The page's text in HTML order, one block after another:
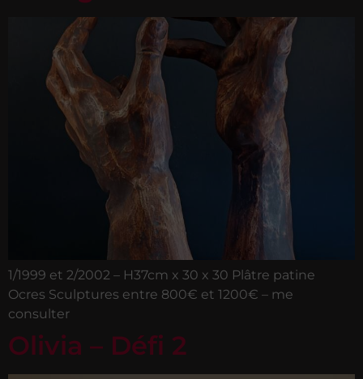
1/1999 et 2/2002 – H37cm x 30 x 30 Plâtre patine
Ocres Sculptures entre 800€ et 1200€ – me
consulter
Olivia – Défi 2